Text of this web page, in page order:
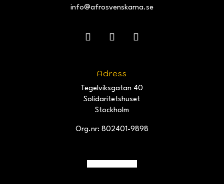
info@afrosvenskarna.se
Adress
Tegelviksgatan 40
Solidaritetshuset
Stockholm
Org.nr: 802401-9898